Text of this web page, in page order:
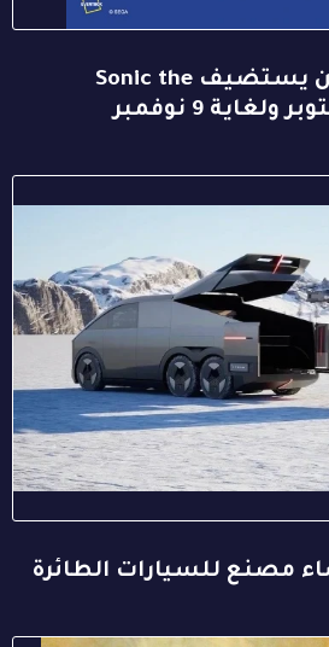
سيتي سنتر البحرين يستضيف Sonic the
مصنع للسيارات الطائرة